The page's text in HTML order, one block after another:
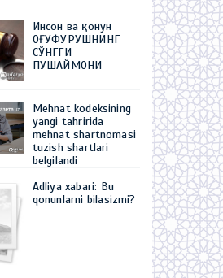
Инсон ва қонун
ОҒУФУРУШНИНГ
СЎНГГИ
ПУШАЙМОНИ
Mehnat kodeksining
yangi tahririda
mehnat shartnomasi
tuzish shartlari
belgilandi
Adliya xabari: Bu
qonunlarni bilasizmi?